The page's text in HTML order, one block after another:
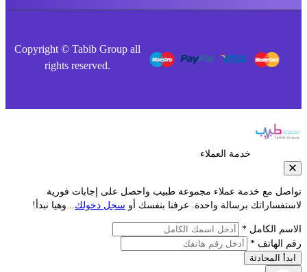
Copyright © Tabib Group all
rights reserved.
خدمة العملاء
مع خدمة عملاء مجموعة طبيب واحصل على إجابات فورية
برسالة واحدة. عرفنا بنفسك أوسجل دخولك.. وهيا نبدأ!
الكامل *
الهاتف *
المحادثة